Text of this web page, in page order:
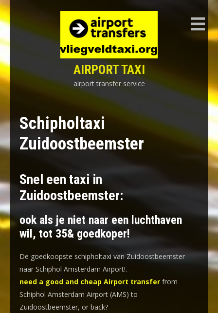
Skip
to
content
AIRPORT TAXI
airport transfer service
Schipholtaxi
Zuidoostbeemster
Snel een taxi in
Zuidoostbeemster:
ook als je niet naar een luchthaven
wil, tot 35& goedkoper!
De goedkoopste schipholtaxi van Zuidoostbeemster
naar Schiphol Amsterdam Airport!.
need a good and cheap Airport transfer from
Schiphol Amsterdam Airport (AMS) to
Zuidoostbeemster, or back?